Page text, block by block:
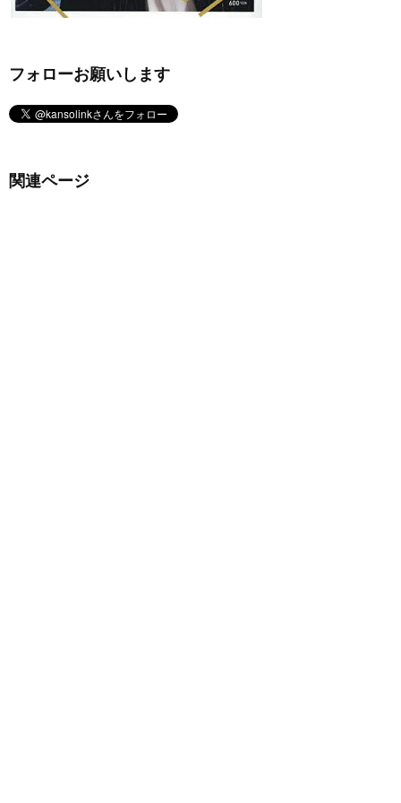
フォローお願いします
関連ページ